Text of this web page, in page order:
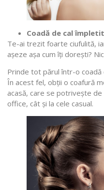
Coadă de cal
Te-ai trezit foarte ciufulită,
așeze așa cum îți dorești?
Prinde tot părul într-o
În acest fel, obții o coafură
acasă, care se potrivește
office, cât și la cele casual.